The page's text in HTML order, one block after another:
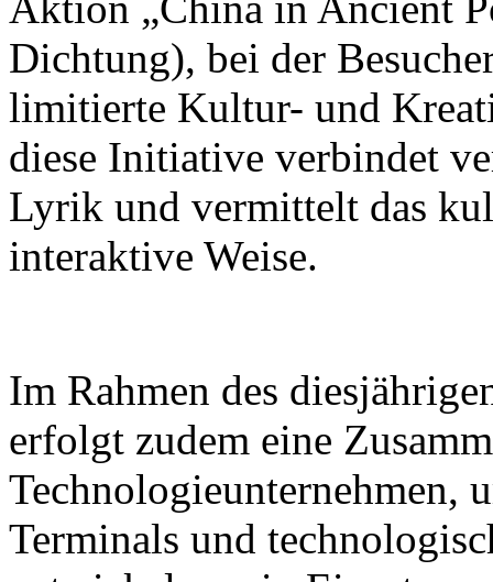
Dichtung), bei der
limitierte Kultur- und
diese Initiative verbindet
Lyrik und vermittelt das
interaktive Weise.
Im Rahmen des
erfolgt zudem eine
Technologieunternehmen,
Terminals und